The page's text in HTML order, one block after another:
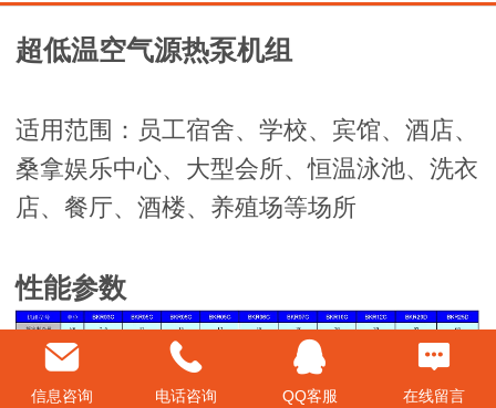
超低温空气源热泵机组
适用范围：员工宿舍、学校、宾馆、酒店、
桑拿娱乐中心、大型会所、恒温泳池、洗衣
店、餐厅、酒楼、养殖场等场所
性能参数
信息咨询 电话咨询 QQ客服 在线留言